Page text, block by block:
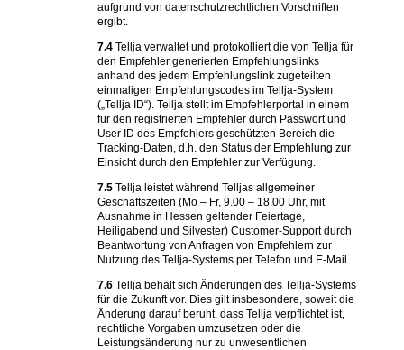
aufgrund von datenschutzrechtlichen Vorschriften
ergibt.
7.4 Tellja verwaltet und protokolliert die von Tellja für
den Empfehler generierten Empfehlungslinks
anhand des jedem Empfehlungslink zugeteilten
einmaligen Empfehlungscodes im Tellja-System
(„Tellja ID“). Tellja stellt im Empfehlerportal in einem
für den registrierten Empfehler durch Passwort und
User ID des Empfehlers geschützten Bereich die
Tracking-Daten, d.h. den Status der Empfehlung zur
Einsicht durch den Empfehler zur Verfügung.
7.5 Tellja leistet während Telljas allgemeiner
Geschäftszeiten (Mo – Fr, 9.00 – 18.00 Uhr, mit
Ausnahme in Hessen geltender Feiertage,
Heiligabend und Silvester) Customer-Support durch
Beantwortung von Anfragen von Empfehlern zur
Nutzung des Tellja-Systems per Telefon und E-Mail.
7.6 Tellja behält sich Änderungen des Tellja-Systems
für die Zukunft vor. Dies gilt insbesondere, soweit die
Änderung darauf beruht, dass Tellja verpflichtet ist,
rechtliche Vorgaben umzusetzen oder die
Leistungsänderung nur zu unwesentlichen